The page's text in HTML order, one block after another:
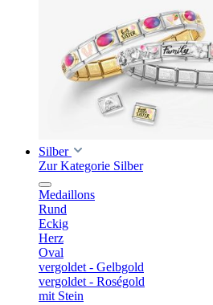
Silber
Zur Kategorie Silber
Medaillons
Rund
Eckig
Herz
Oval
vergoldet - Gelbgold
vergoldet - Roségold
mit Stein